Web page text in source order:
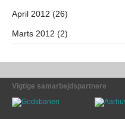
April 2012 (26)
Marts 2012 (2)
Vigtige samarbejdspartnere